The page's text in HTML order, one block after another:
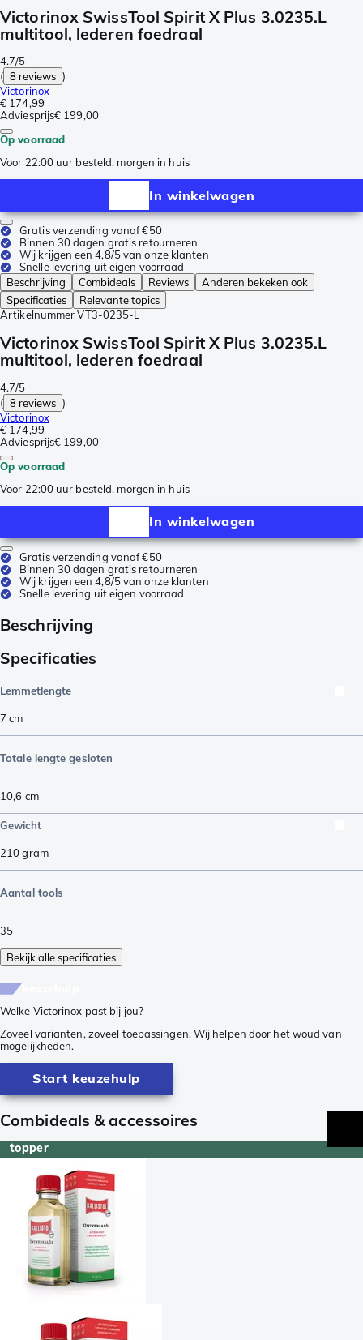
Victorinox SwissTool Spirit X Plus 3.0235.L
multitool, lederen foedraal
4.7/5
( 8 reviews )
Victorinox
€ 174,99
Adviesprijs€ 199,00
Op voorraad
Voor 22:00 uur besteld, morgen in huis
In winkelwagen
Gratis verzending vanaf €50
Binnen 30 dagen gratis retourneren
Wij krijgen een 4,8/5 van onze klanten
Snelle levering uit eigen voorraad
Beschrijving
Combideals Reviews
Anderen bekeken ook
Specificaties
Relevante topics
Artikelnummer VT3-0235-L
Victorinox SwissTool Spirit X Plus 3.0235.L
multitool, lederen foedraal
4.7/5
( 8 reviews )
Victorinox
€ 174,99
Adviesprijs€ 199,00
Op voorraad
Voor 22:00 uur besteld, morgen in huis
In winkelwagen
Gratis verzending vanaf €50
Binnen 30 dagen gratis retourneren
Wij krijgen een 4,8/5 van onze klanten
Snelle levering uit eigen voorraad
Beschrijving
Specificaties
Lemmetlengte
7 cm
Totale lengte gesloten
10,6 cm
Gewicht
210gram
Aantal tools
35
Bekijk alle specificaties
Welke Victorinox past bij jou?
Zoveel varianten, zoveel toepassingen. Wij helpen door het woud van
mogelijkheden.
Start keuzehulp
Combideals & accessoires
topper